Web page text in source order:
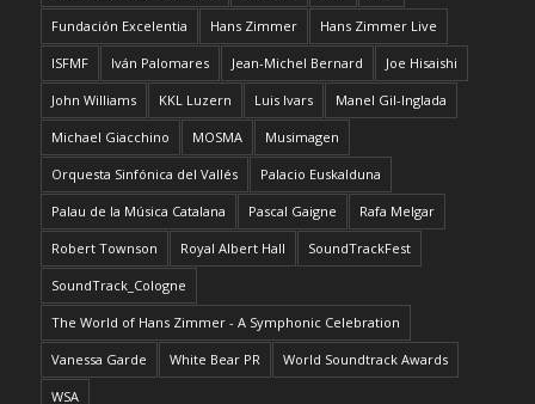
Fundación Excelentia Hans Zimmer Hans Zimmer Live
ISFMF Iván Palomares Jean-Michel Bernard Joe Hisaishi
John Williams KKL Luzern Luis Ivars Manel Gil-Inglada
Michael Giacchino MOSMA Musimagen
Orquesta Sinfónica del Vallés Palacio Euskalduna
Palau de la Música Catalana Pascal Gaigne Rafa Melgar
Robert Townson Royal Albert Hall SoundTrackFest
SoundTrack_Cologne
The World of Hans Zimmer - A Symphonic Celebration
Vanessa Garde White Bear PR World Soundtrack Awards
WSA